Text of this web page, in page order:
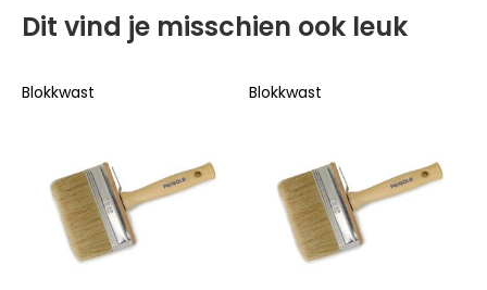
Dit vind je misschien ook leuk
Blokkwast Blokkwast